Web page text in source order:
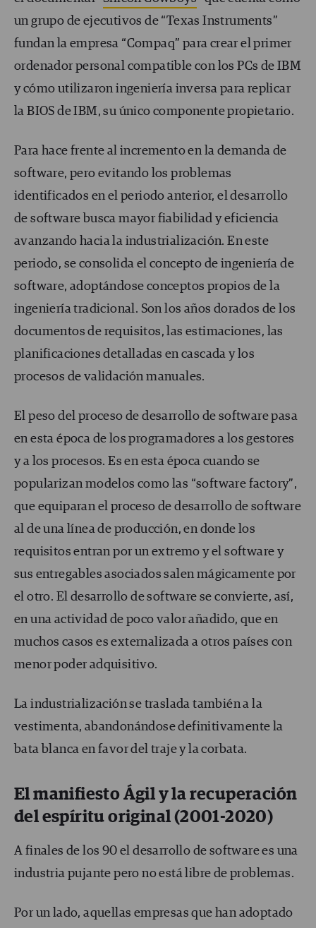
un grupo de ejecutivos de “Texas Instruments”
fundan la empresa “Compaq” para crear el primer
ordenador personal compatible con los PCs de IBM
y cómo utilizaron ingeniería inversa para replicar
la BIOS de IBM, su único componente propietario.
Para hace frente al incremento en la demanda de
software, pero evitando los problemas
identificados en el periodo anterior, el desarrollo
de software busca mayor fiabilidad y eficiencia
avanzando hacia la industrialización. En este
periodo, se consolida el concepto de ingeniería de
software, adoptándose conceptos propios de la
ingeniería tradicional. Son los años dorados de los
documentos de requisitos, las estimaciones, las
planificaciones detalladas en cascada y los
procesos de validación manuales.
El peso del proceso de desarrollo de software pasa
en esta época de los programadores a los gestores
y a los procesos. Es en esta época cuando se
popularizan modelos como las “software factory”,
que equiparan el proceso de desarrollo de software
al de una línea de producción, en donde los
requisitos entran por un extremo y el software y
sus entregables asociados salen mágicamente por
el otro. El desarrollo de software se convierte, así,
en una actividad de poco valor añadido, que en
muchos casos es externalizada a otros países con
menor poder adquisitivo.
La industrialización se traslada también a la
vestimenta, abandonándose definitivamente la
bata blanca en favor del traje y la corbata.
El manifiesto Ágil y la recuperación
del espíritu original (2001-2020)
A finales de los 90 el desarrollo de software es una
industria pujante pero no está libre de problemas.
Por un lado, aquellas empresas que han adoptado